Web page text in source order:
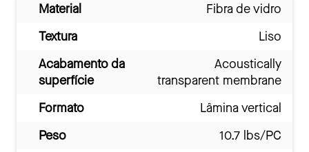
Material
Fibra de vidro
Textura
Liso
Acabamento da
superfície
Acoustically
transparent membrane
Formato
Lâmina vertical
Peso
10.7 lbs/PC